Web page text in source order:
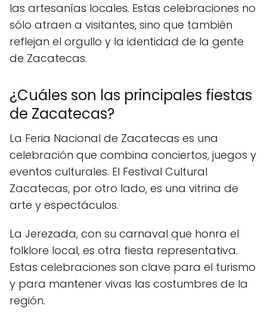
las artesanías locales. Estas celebraciones no
sólo atraen a visitantes, sino que también
reflejan el orgullo y la identidad de la gente
de Zacatecas.
¿Cuáles son las principales fiestas
de Zacatecas?
La Feria Nacional de Zacatecas es una
celebración que combina conciertos, juegos y
eventos culturales. El Festival Cultural
Zacatecas, por otro lado, es una vitrina de
arte y espectáculos.
La Jerezada, con su carnaval que honra el
folklore local, es otra fiesta representativa.
Estas celebraciones son clave para el turismo
y para mantener vivas las costumbres de la
región.